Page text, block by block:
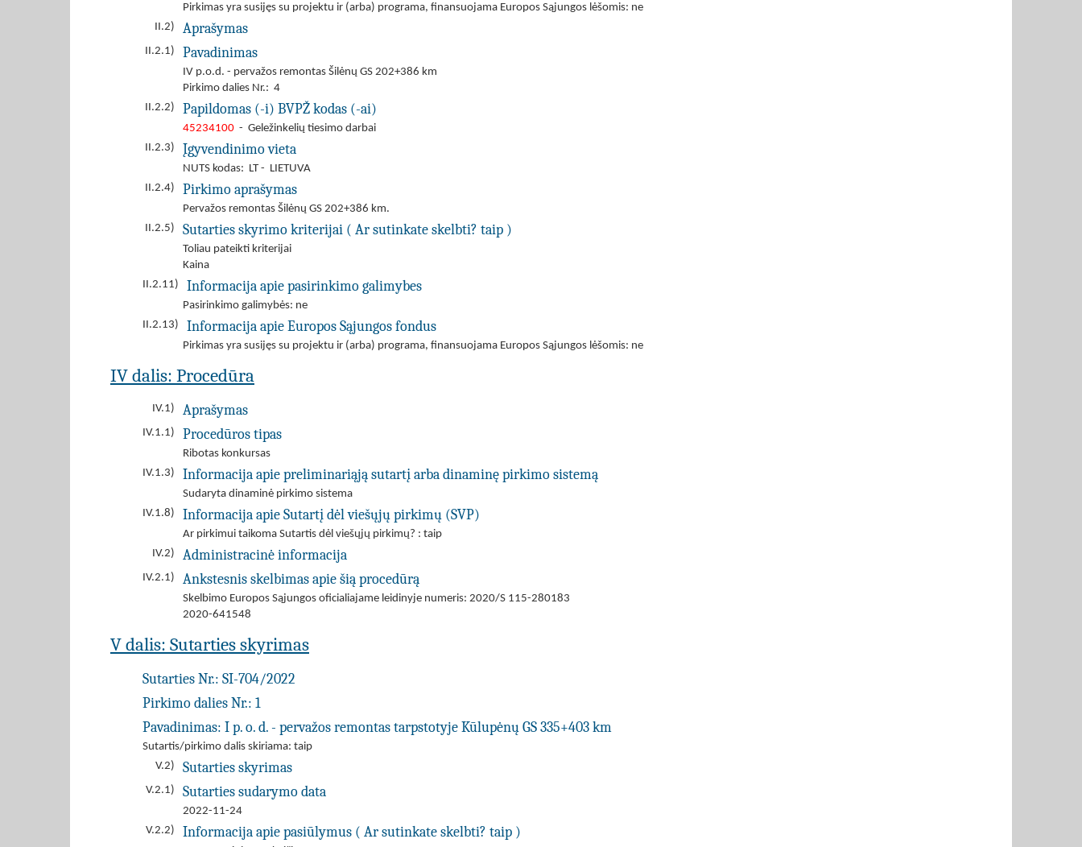
Pirkimas yra susijęs su projektu ir (arba) programa, finansuojama Europos Sąjungos lėšomis: ne
II.2)
Aprašymas
II.2.1) Pavadinimas
IV p.o.d. - pervažos remontas Šilėnų GS 202+386 km
Pirkimo dalies Nr.: 4
II.2.2)
Papildomas (-i) BVPŽ kodas (-ai)
45234100 - Geležinkelių tiesimo darbai
II.2.3)
Įgyvendinimo vieta
NUTS kodas: LT - LIETUVA
II.2.4)
Pirkimo aprašymas
Pervažos remontas Šilėnų GS 202+386 km.
II.2.5)
Sutarties skyrimo kriterijai ( Ar sutinkate skelbti? taip )
Toliau pateikti kriterijai
Kaina
II.2.11)
Informacija apie pasirinkimo galimybes
Pasirinkimo galimybės: ne
II.2.13)
Informacija apie Europos Sąjungos fondus
Pirkimas yra susijęs su projektu ir (arba) programa, finansuojama Europos Sąjungos lėšomis: ne
IV dalis: Procedūra
IV.1) Aprašymas
IV.1.1) Procedūros tipas
Ribotas konkursas
IV.1.3)
Informacija apie preliminariąją sutartį arba dinaminę pirkimo sistemą
Sudaryta dinaminė pirkimo sistema
IV.1.8)
Informacija apie Sutartį dėl viešųjų pirkimų (SVP)
Ar pirkimui taikoma Sutartis dėl viešųjų pirkimų? : taip
IV.2)
Administracinė informacija
IV.2.1) Ankstesnis skelbimas apie šią procedūrą
Skelbimo Europos Sąjungos oficialiajame leidinyje numeris: 2020/S 115-280183
2020-641548
V dalis: Sutarties skyrimas
Sutarties Nr.: SI-704/2022
Pirkimo dalies Nr.: 1
Pavadinimas: I p. o. d. - pervažos remontas tarpstotyje Kūlupėnų GS 335+403 km
Sutartis/pirkimo dalis skiriama: taip
V.2)
Sutarties skyrimas
V.2.1) Sutarties sudarymo data
2022-11-24
V.2.2)
Informacija apie pasiūlymus ( Ar sutinkate skelbti? taip )